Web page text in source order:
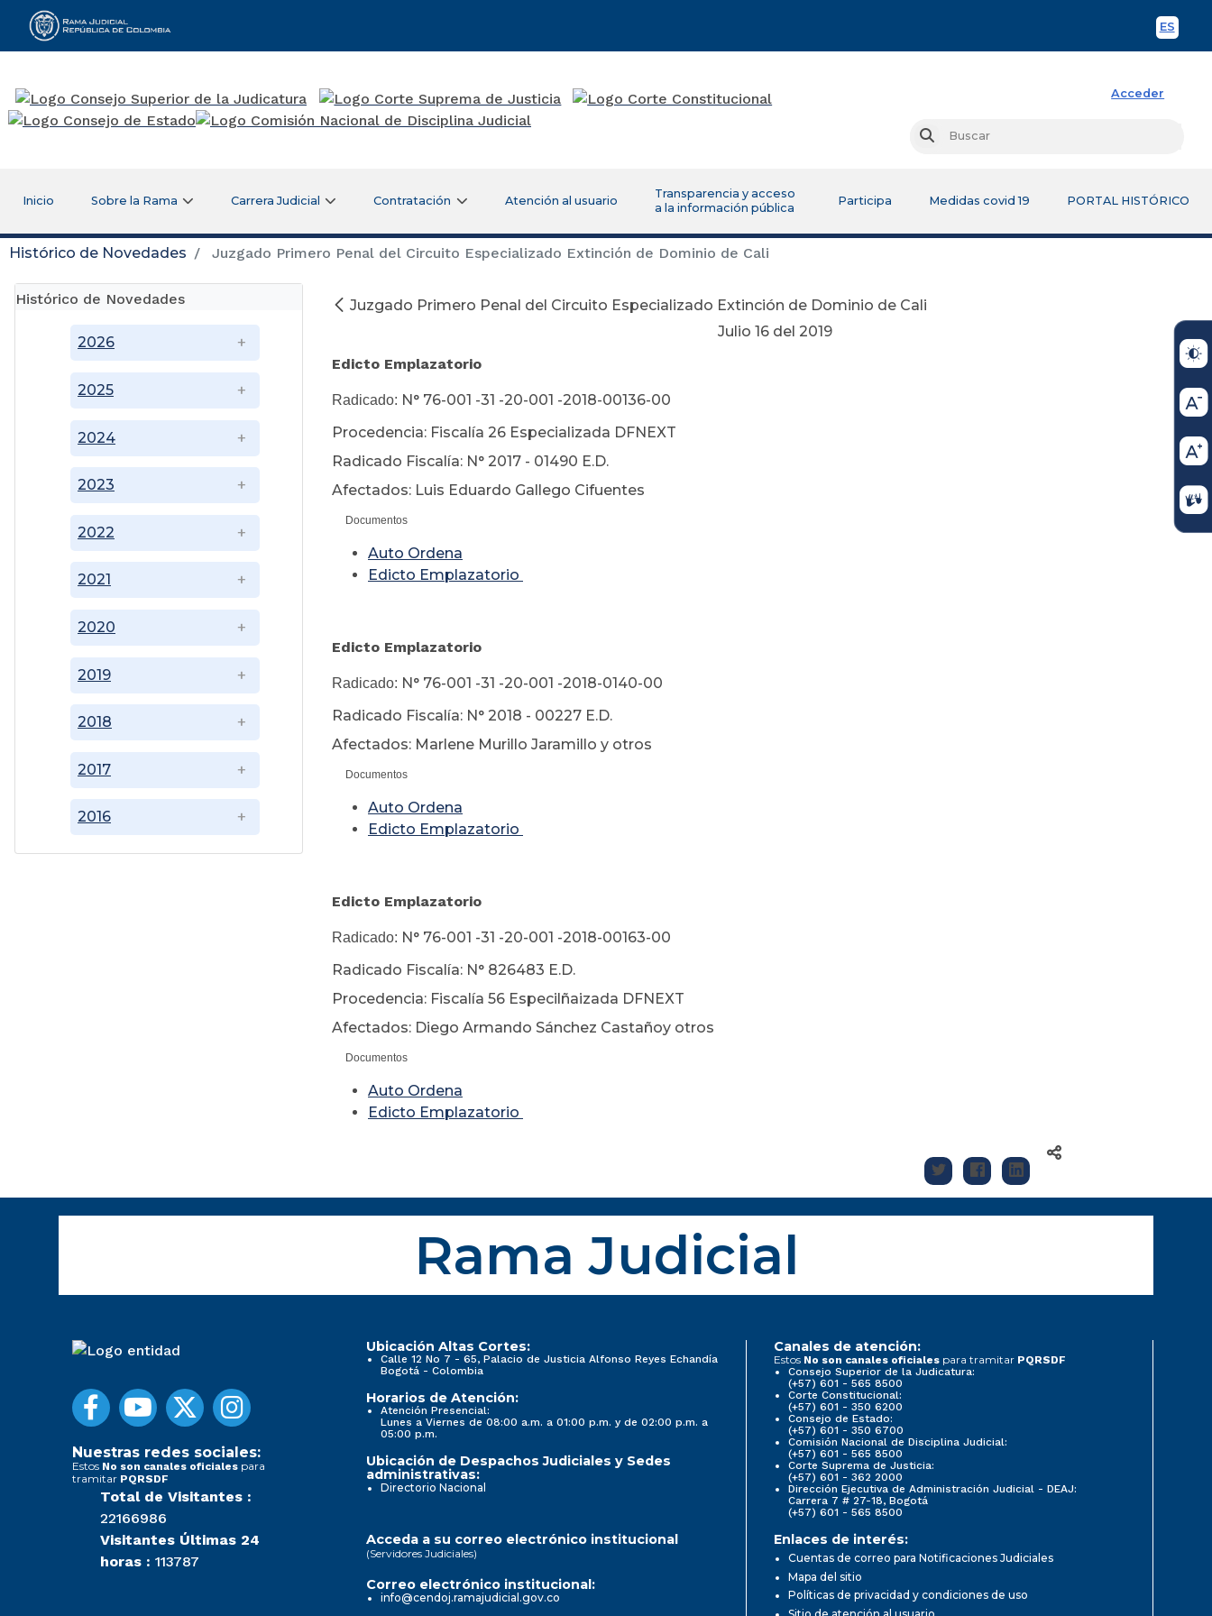
ES
Rama Judicial
Acceder
Buscar
Inicio Sobre la Rama Carrera Judicial Contratación Atención al usuario
Transparencia y acceso
a la información pública
Participa Medidas covid 19 PORTAL HISTÓRICO
Histórico de Novedades Juzgado Primero Penal del Circuito Especializado Extinción de Dominio de Cali
Histórico de Novedades
2016
2017
2018
2019
2020
2021
2022
2023
2024
2025
2026
Juzgado Primero Penal del Circuito Especializado Extinción de Dominio de Cali
Julio 16 del 2019
Edicto Emplazatorio
Radicado: N° 76-001 -31 -20-001 -2018-00136-00
Procedencia: Fiscalía 26 Especializada DFNEXT
Radicado Fiscalía: N° 2017 - 01490 E.D.
Afectados: Luis Eduardo Gallego Cifuentes
Documentos
Auto Ordena
Edicto Emplazatorio
Edicto Emplazatorio
Radicado: N° 76-001 -31 -20-001 -2018-0140-00
Radicado Fiscalía: N° 2018 - 00227 E.D.
Afectados: Marlene Murillo Jaramillo y otros
Documentos
Auto Ordena
Edicto Emplazatorio
Edicto Emplazatorio
Radicado: N° 76-001 -31 -20-001 -2018-00163-00
Radicado Fiscalía: N° 826483 E.D.
Procedencia: Fiscalía 56 Especilñaizada DFNEXT
Afectados: Diego Armando Sánchez Castañoy otros
Documentos
Auto Ordena
Edicto Emplazatorio
Rama Judicial
Nuestras redes sociales:
Estos No son canales oficiales para
tramitar PQRSDF
Total de Visitantes :
22166986
Visitantes Últimas 24
horas : 113787
Ubicación Altas Cortes:
Calle 12 No 7 - 65, Palacio de Justicia Alfonso Reyes Echandía
Bogotá - Colombia
Horarios de Atención:
Atención Presencial:
Lunes a Viernes de 08:00 a.m. a 01:00 p.m. y de 02:00 p.m. a
05:00 p.m.
Ubicación de Despachos Judiciales y Sedes
administrativas:
Directorio Nacional
Canales de atención:
Estos No son canales oficiales para tramitar PQRSDF
Consejo Superior de la Judicatura:
(+57) 601 - 565 8500
Corte Constitucional:
(+57) 601 - 350 6200
Consejo de Estado:
(+57) 601 - 350 6700
Comisión Nacional de Disciplina Judicial:
(+57) 601 - 565 8500
Corte Suprema de Justicia:
(+57) 601 - 362 2000
Dirección Ejecutiva de Administración Judicial - DEAJ:
Carrera 7 # 27-18, Bogotá
(+57) 601 - 565 8500
Acceda a su correo electrónico institucional
(Servidores Judiciales)
Correo electrónico institucional:
info@cendoj.ramajudicial.gov.co
Enlaces de interés:
Cuentas de correo para Notificaciones Judiciales
Mapa del sitio
Políticas de privacidad y condiciones de uso